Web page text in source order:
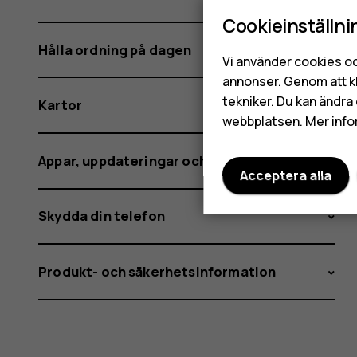
Hålla ordning på dagen
Kartor
Appar, uppdateringar och säkerhetskopior
Skydda din telefon
Produkt- och säkerhetsinformation
Vi använder cookies
annonser. Genom att
tekniker. Du kan
webbplatsen. Mer
Acceptera alla